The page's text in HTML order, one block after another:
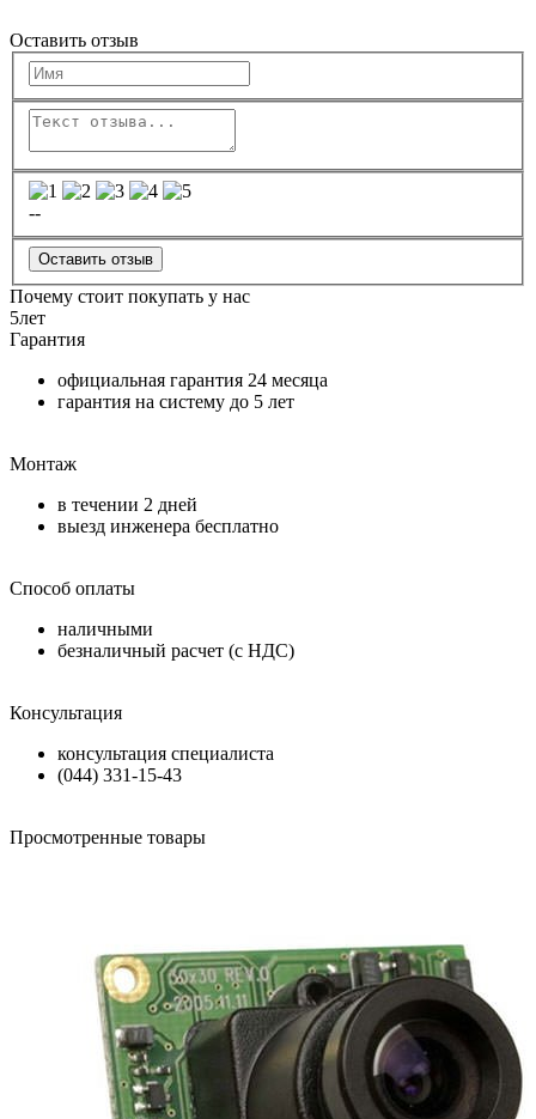
Оставить отзыв
--
Оставить отзыв
Почему стоит покупать у нас
5лет
Гарантия
официальная гарантия 24 месяца
гарантия на систему до 5 лет
Монтаж
в течении 2 дней
выезд инженера бесплатно
Способ оплаты
наличными
безналичный расчет (с НДС)
Консультация
консультация специалиста
(044) 331-15-43
Просмотренные товары